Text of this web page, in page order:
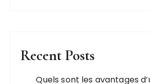
Recent Posts
Quels sont les avantages